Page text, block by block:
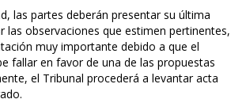
las partes deberán presentar su última
las observaciones que estimen pertinentes,
muy importante debido a que el
fallar en favor de una de las propuestas
el Tribunal procederá a levantar acta